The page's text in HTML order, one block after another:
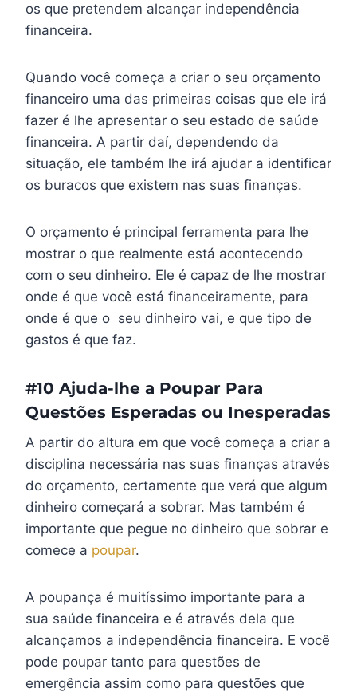
os que pretendem alcançar independência
financeira.
Quando você começa a criar o seu orçamento
financeiro uma das primeiras coisas que ele irá
fazer é lhe apresentar o seu estado de saúde
financeira. A partir daí, dependendo da
situação, ele também lhe irá ajudar a identificar
os buracos que existem nas suas finanças.
O orçamento é principal ferramenta para lhe
mostrar o que realmente está acontecendo
com o seu dinheiro. Ele é capaz de lhe mostrar
onde é que você está financeiramente, para
onde é que o seu dinheiro vai, e que tipo de
gastos é que faz.
#10 Ajuda-lhe a Poupar Para
Questões Esperadas ou Inesperadas
A partir do altura em que você começa a criar a
disciplina necessária nas suas finanças através
do orçamento, certamente que verá que algum
dinheiro começará a sobrar. Mas também é
importante que pegue no dinheiro que sobrar e
comece a poupar.
A poupança é muitíssimo importante para a
sua saúde financeira e é através dela que
alcançamos a independência financeira. E você
pode poupar tanto para questões de
emergência assim como para questões que